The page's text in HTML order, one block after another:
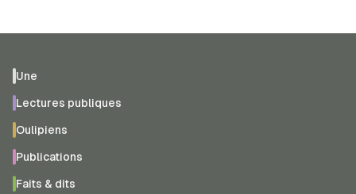
Une
Lectures publiques
Oulipiens
Publications
Faits & dits